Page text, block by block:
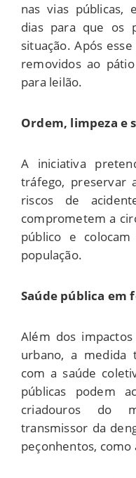
nas vias públicas,
dias para que os
situação. Após
removidos ao
para leilão.
Ordem, limpeza e
A iniciativa
tráfego, preservar
riscos de
comprometem a
público e
população.
Saúde pública em
Além dos
urbano, a medida
com a saúde
públicas podem
criadouros do
transmissor da
peçonhentos, como